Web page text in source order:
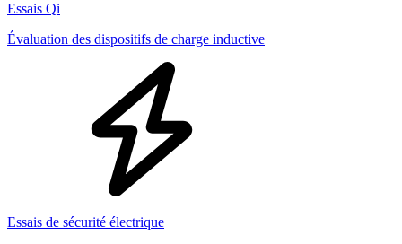
Essais Qi
Évaluation des dispositifs de charge inductive
Essais de sécurité électrique